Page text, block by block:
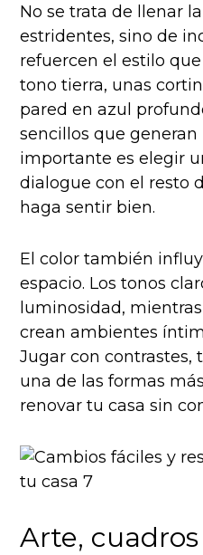
No se trata de llenar
estridentes, sino de
refuercen el estilo
tono tierra, unas
pared en azul
sencillos que generan
importante es elegir
dialogue con el resto
haga sentir bien.
El color también
espacio. Los tonos
luminosidad,
crean ambientes
Jugar con contrastes,
una de las formas
renovar tu casa sin
Arte,